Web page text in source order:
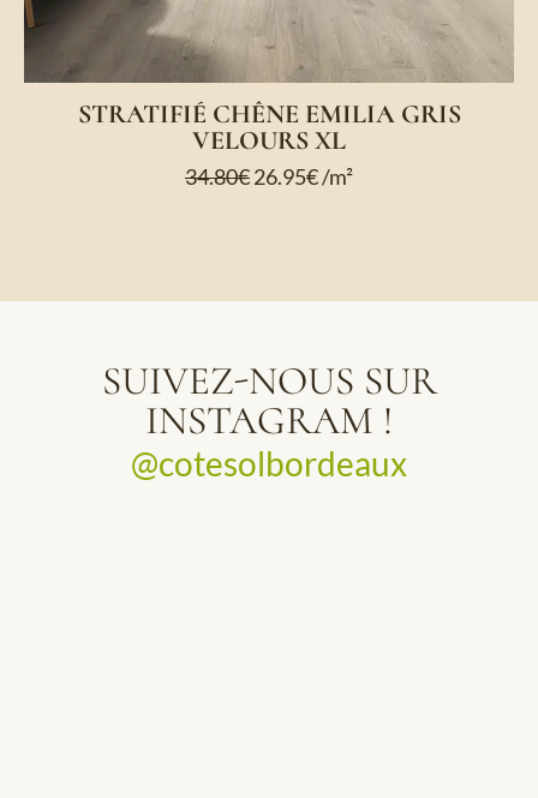
STRATIFIÉ CHÊNE EMILIA GRIS
VELOURS XL
34.80€26.95€/m²
SUIVEZ-NOUS SUR
INSTAGRAM !
@cotesolbordeaux